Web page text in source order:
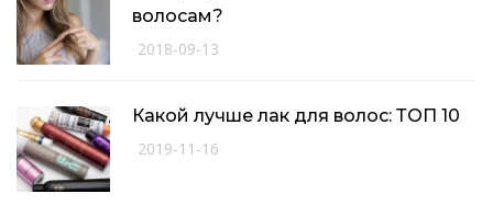
волосам?
2018-09-13
Какой лучше лак для волос: ТОП 10
2019-11-16